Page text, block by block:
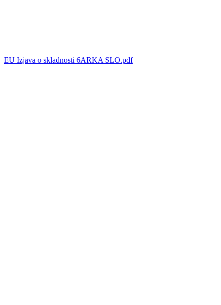
EU Izjava o skladnosti 6ARKA SLO.pdf